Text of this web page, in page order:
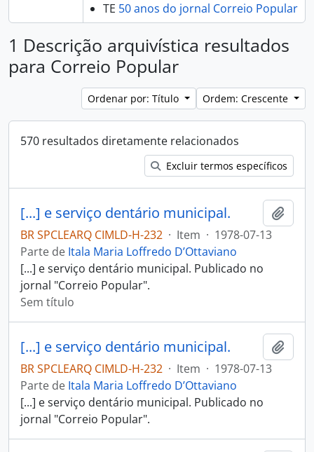
TE 50 anos do jornal Correio Popular
1 Descrição arquivística resultados
para Correio Popular
Ordenar por: Título Ordem: Crescente
570 resultados diretamente relacionados
Excluir termos específicos
[...] e serviço dentário municipal.
BR SPCLEARQ CIMLD-H-232 · Item · 1978-07-13
Parte de Itala Maria Loffredo D’Ottaviano
[...] e serviço dentário municipal. Publicado no
jornal "Correio Popular".
Sem título
[...] e serviço dentário municipal.
BR SPCLEARQ CIMLD-H-232 · Item · 1978-07-13
Parte de Itala Maria Loffredo D’Ottaviano
[...] e serviço dentário municipal. Publicado no
jornal "Correio Popular".